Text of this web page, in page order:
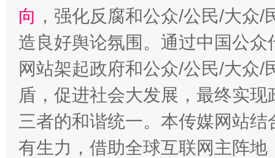
向 ，强化反腐和公众/公民/大众
造良好舆论氛围。通过中国公
网站架起政府和公众/公民/大众
盾，促进社会大发展，最终实
三者的和谐统一。本传媒网站
有生力，借助全球互联网主阵